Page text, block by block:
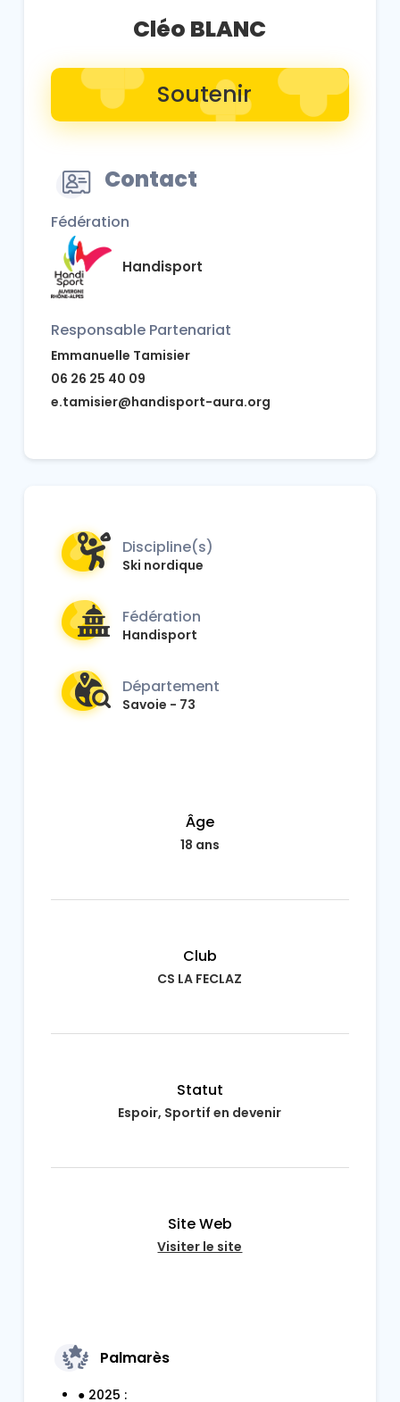
Cléo BLANC
Soutenir
Contact
Fédération
Handisport
Responsable Partenariat
Emmanuelle Tamisier
‭06 26 25 40 09‬
e.tamisier@handisport-aura.org
Discipline(s)
Ski nordique
Fédération
Handisport
Département
Savoie - 73
Âge
18 ans
Club
CS LA FECLAZ
Statut
Espoir, Sportif en devenir
Site Web
Visiter le site
Palmarès
● 2025 :